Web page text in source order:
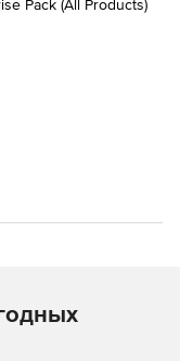
Pack (All Products)